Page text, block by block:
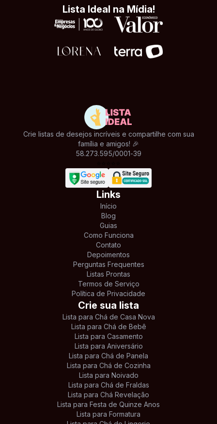
Lista Ideal na Mídia!
Crie listas de desejos incríveis e compartilhe com sua
família e amigos! 🎉
58.273.595/0001-39
Links
Início
Blog
Guias
Como Funciona
Contato
Depoimentos
Perguntas Frequentes
Listas Prontas
Termos de Serviço
Política de Privacidade
Crie sua lista
Lista para Chá de Casa Nova
Lista para Chá de Bebê
Lista para Casamento
Lista para Aniversário
Lista para Chá de Panela
Lista para Chá de Cozinha
Lista para Noivado
Lista para Chá de Fraldas
Lista para Chá Revelação
Lista para Festa de Quinze Anos
Lista para Formatura